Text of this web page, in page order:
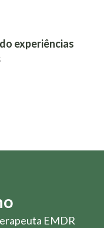
experiências
EMDR